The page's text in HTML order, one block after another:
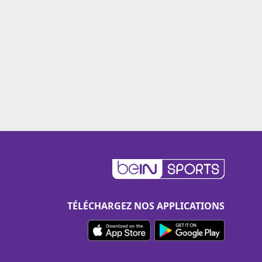
TÉLÉCHARGEZ NOS APPLICATIONS